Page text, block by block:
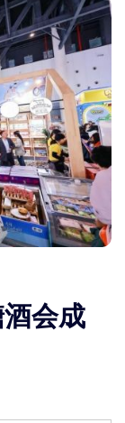
会成